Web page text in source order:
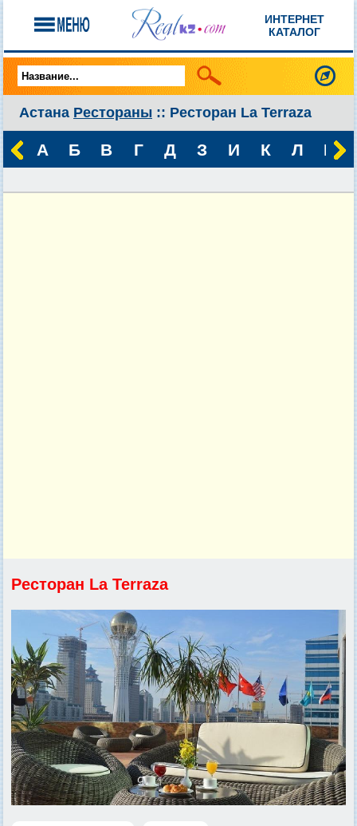
ИНТЕРНЕТ
КАТАЛОГ
Астана Рестораны :: Ресторан La Terraza
А Б В Г Д З И К Л М
Ресторан La Terraza